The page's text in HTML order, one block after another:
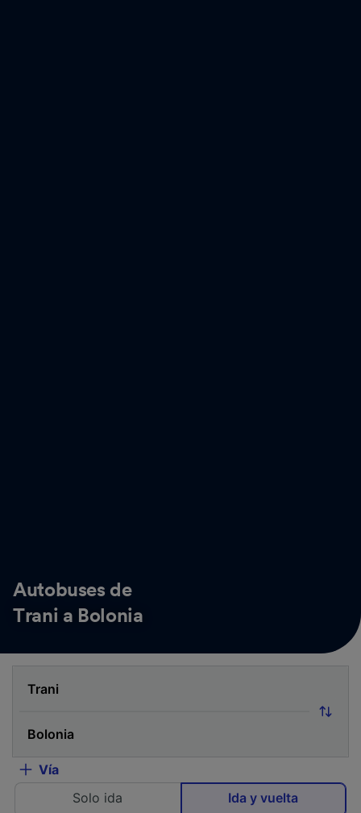
Autobuses de
Trani a Bolonia
Vía
Solo ida
Ida y vuelta